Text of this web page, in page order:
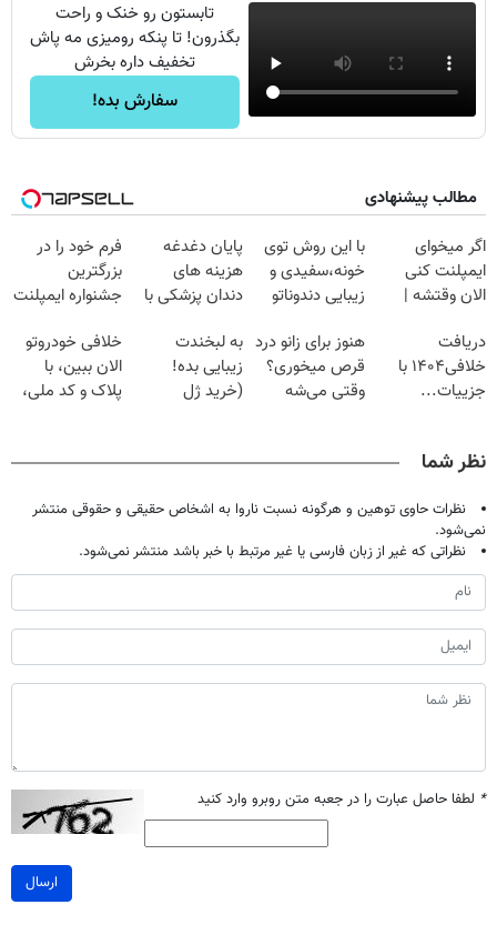
تابستون رو خنک و راحت
بگذرون! تا پنکه رومیزی مه پاش
تخفیف داره بخرش
سفارش بده!
مطالب پیشنهادی
اگر میخوای
ایمپلنت کنی
الان وقتشه |
میلیون تومان!!!
با این روش توی
خونه،سفیدی و
زیبایی دندوناتو
(40%off)
پایان دغدغه
هزینه های
دندان پزشکی با
خانگی
فرم خود را در
بزرگترین
جشنواره ایمپلنت
فقط ۲۵ میلیون
دریافت
خلافی۱۴۰۴ با
جزییات...
هنوز برای زانو درد
قرص میخوری؟
وقتی می‌شه
به لبخندت
زیبایی بده!
(خرید ژل
با40%تخفیف)
خلافی خودروتو
الان ببین، با
پلاک و کد ملی،
نظر شما
نظرات حاوی توهین و هرگونه نسبت ناروا به اشخاص حقیقی و حقوقی منتشر
نمی‌شود.
نظراتی که غیر از زبان فارسی یا غیر مرتبط با خبر باشد منتشر نمی‌شود.
* لطفا حاصل عبارت را در جعبه متن روبرو وارد کنید
ارسال